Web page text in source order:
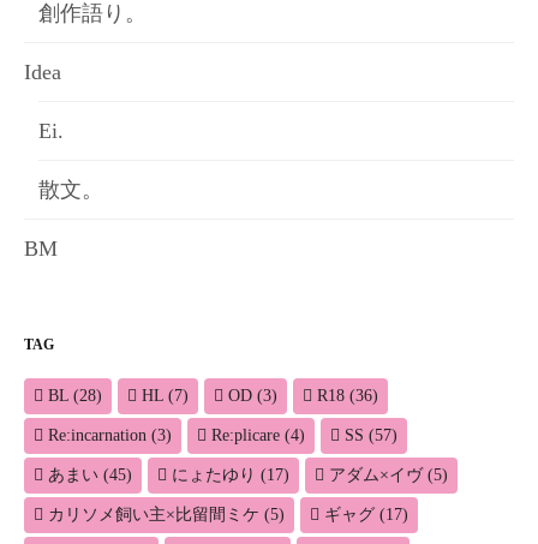
創作語り。
Idea
Ei.
散文。
BM
TAG
BL (28) HL (7) OD (3) R18 (36)
Re:incarnation (3) Re:plicare (4) SS (57)
あまい (45) にょたゆり (17) アダム×イヴ(5)
カリソメ飼い主×比留間ミケ (5) ギャグ (17)